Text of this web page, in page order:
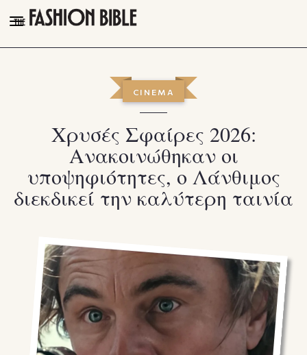
THE FASHION BIBLE
TALK OF THE TOWN
PLEASURES
VIDEOS
Instagram
Youtube
TikTok
X(Twitter)
CINEMA
Χρυσές Σφαίρες 2026:
Ανακοινώθηκαν οι
υποψηφιότητες, ο Λάνθιμος
διεκδικεί την καλύτερη ταινία